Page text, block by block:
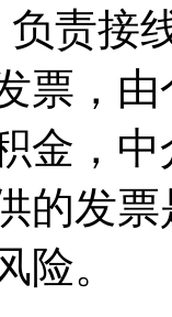
负责接
票，
金，
的发
险。